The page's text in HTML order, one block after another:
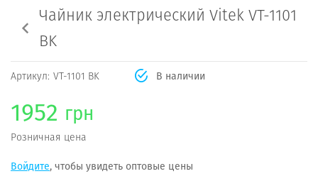
Чайник электрический Vitek VT-1101
BK
Артикул: VT-1101 BK В наличии
1952 грн
Розничная цена
Войдите, чтобы увидеть оптовые цены